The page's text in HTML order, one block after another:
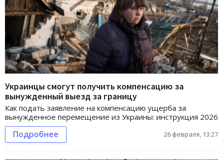
Украинцы смогут получить компенсацию за
вынужденный выезд за границу
Как подать заявление на компенсацию ущерба за
вынужденное перемещение из Украины: инструкция 2026
Подробнее 26 февраля, 13:27